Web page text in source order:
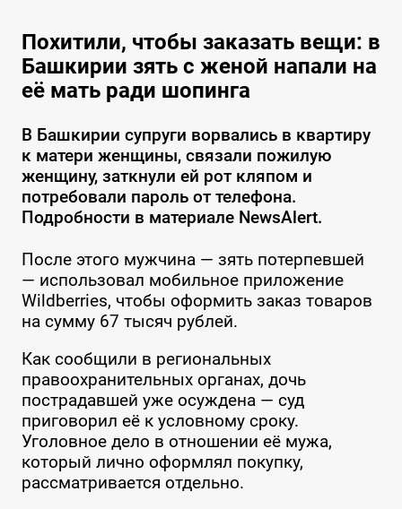
Похитили, чтобы заказать вещи: в
Башкирии зять с женой напали на
её мать ради шопинга
В Башкирии супруги ворвались в квартиру
к матери женщины, связали пожилую
женщину, заткнули ей рот кляпом и
потребовали пароль от телефона.
Подробности в материале NewsAlert.
После этого мужчина — зять потерпевшей
— использовал мобильное приложение
Wildberries, чтобы оформить заказ товаров
на сумму 67 тысяч рублей.
Как сообщили в региональных
правоохранительных органах, дочь
пострадавшей уже осуждена — суд
приговорил её к условному сроку.
Уголовное дело в отношении её мужа,
который лично оформлял покупку,
рассматривается отдельно.